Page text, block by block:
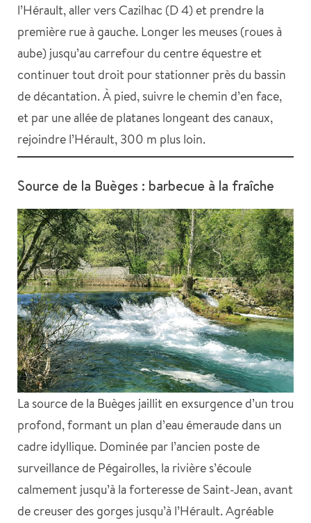
l’Hérault, aller vers Cazilhac (D 4) et prendre la
première rue à gauche. Longer les meuses (roues à
aube) jusqu’au carrefour du centre équestre et
continuer tout droit pour stationner près du bassin
de décantation. À pied, suivre le chemin d’en face,
et par une allée de platanes longeant des canaux,
rejoindre l’Hérault, 300 m plus loin.
Source de la Buèges : barbecue à la fraîche
La source de la Buèges jaillit en exsurgence d’un trou
profond, formant un plan d’eau émeraude dans un
cadre idyllique. Dominée par l’ancien poste de
surveillance de Pégairolles, la rivière s’écoule
calmement jusqu’à la forteresse de Saint-Jean, avant
de creuser des gorges jusqu’à l’Hérault. Agréable